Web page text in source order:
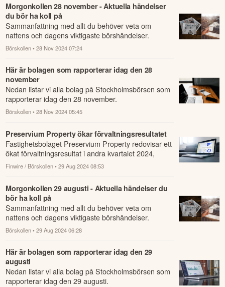
Morgonkollen 28 november - Aktuella händelser
du bör ha koll på
Sammanfattning med allt du behöver veta om
nattens och dagens viktigaste börshändelser.
Börskollen • 28 Nov 2024 07:24
Här är bolagen som rapporterar idag den 28
november
Nedan listar vi alla bolag på Stockholmsbörsen som
rapporterar idag den 28 november.
Börskollen • 28 Nov 2024 05:45
Preservium Property ökar förvaltningsresultatet
Fastighetsbolaget Preservium Property redovisar ett
ökat förvaltningsresultat i andra kvartalet 2024,
jämfört med samma kvartal året innan.
Finwire / Börskollen • 29 Aug 2024 08:53
Morgonkollen 29 augusti - Aktuella händelser du
bör ha koll på
Sammanfattning med allt du behöver veta om
nattens och dagens viktigaste börshändelser.
Börskollen • 29 Aug 2024 06:28
Här är bolagen som rapporterar idag den 29
augusti
Nedan listar vi alla bolag på Stockholmsbörsen som
rapporterar idag den 29 augusti.